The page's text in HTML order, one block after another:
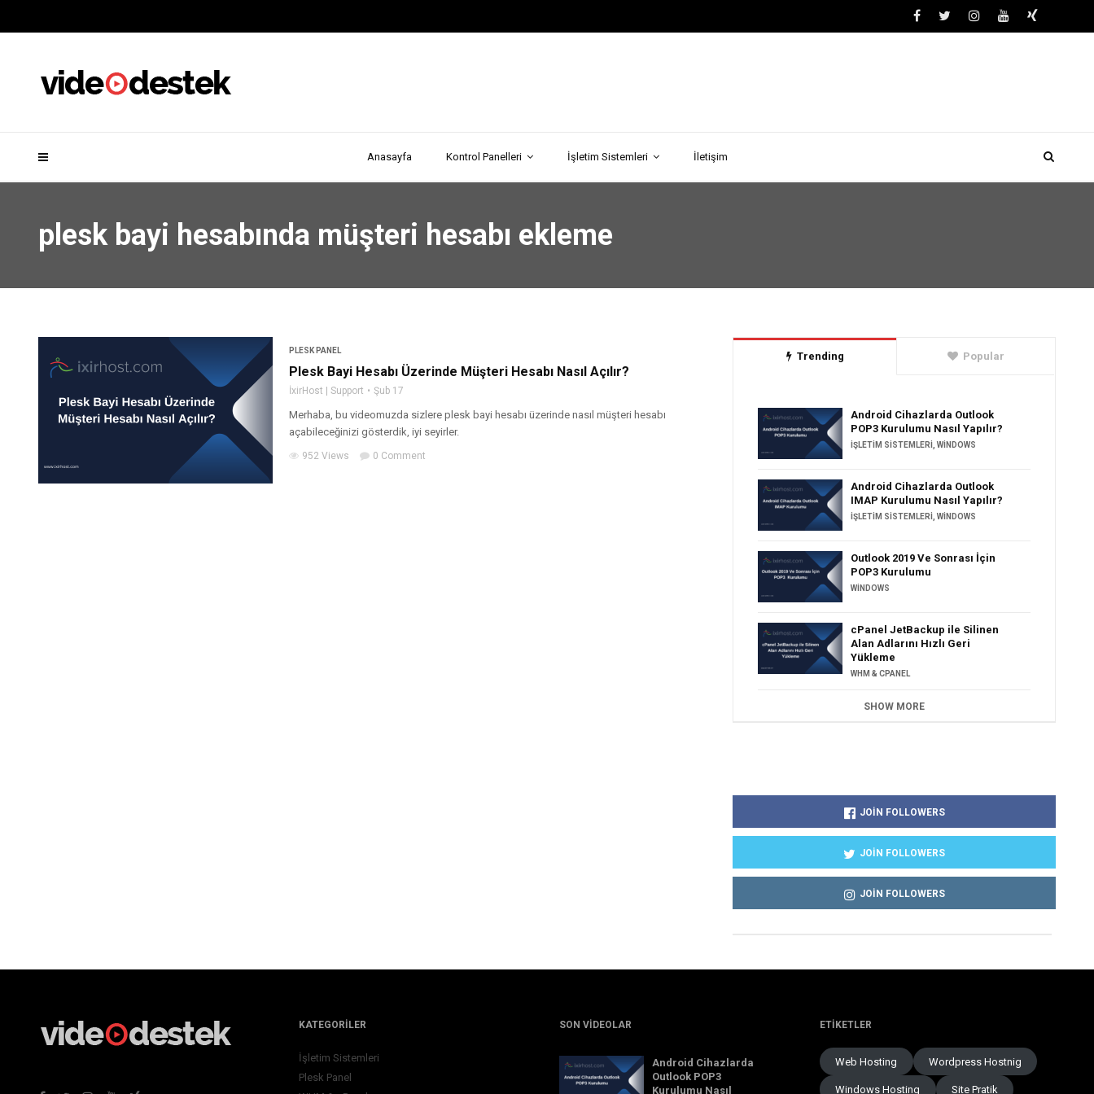
Anasayfa Kontrol Panelleri İşletim Sistemleri İletişim
plesk bayi hesabında müşteri hesabı ekleme
PLESK PANEL
Plesk Bayi Hesabı Üzerinde Müşteri Hesabı Nasıl Açılır?
İxirHost | Support Şub 17
Merhaba, bu videomuzda sizlere plesk bayi hesabı üzerinde nasıl müşteri hesabı
açabileceğinizi gösterdik, iyi seyirler.
952 Views 0 Comment
Trending Popular
Android Cihazlarda Outlook
POP3 Kurulumu Nasıl Yapılır?
İŞLETIM SISTEMLERI ,WINDOWS
Android Cihazlarda Outlook
IMAP Kurulumu Nasıl Yapılır?
İŞLETIM SISTEMLERI ,WINDOWS
Outlook 2019 Ve Sonrası İçin
POP3 Kurulumu
WINDOWS
cPanel JetBackup ile Silinen
Alan Adlarını Hızlı Geri
Yükleme
WHM & CPANEL
SHOW MORE
JOIN FOLLOWERS
JOIN FOLLOWERS
JOIN FOLLOWERS
KATEGORILER
İşletim Sistemleri
Plesk Panel
SON VIDEOLAR
Android Cihazlarda
Outlook POP3
Kurulumu Nasıl
ETIKETLER
Web Hosting Wordpress Hostnig
Windows Hosting Site Pratik